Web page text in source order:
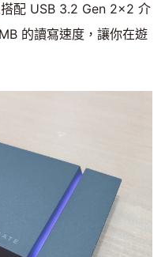
配 USB 3.2 Gen 2x2 介
的讀寫速度，讓你在遊